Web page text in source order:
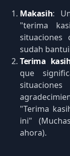
Makasih:
"terima
situaciones
sudah
Terima
que
"Terima
ini"
ahora).